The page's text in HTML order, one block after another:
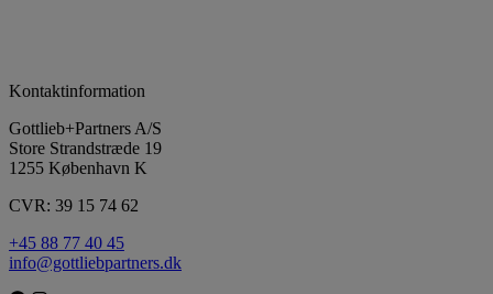
Kontaktinformation
Gottlieb+Partners A/S
Store Strandstræde 19
1255 København K
CVR: 39 15 74 62
+45 88 77 40 45
info@gottliebpartners.dk